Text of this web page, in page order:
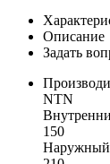
Описание
Задать
NTN
150
Наружный